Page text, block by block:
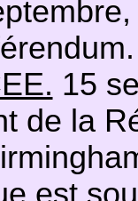
15
de la
est